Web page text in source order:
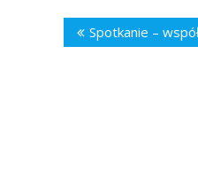
Nawigacja
wpisu
Spotkanie –